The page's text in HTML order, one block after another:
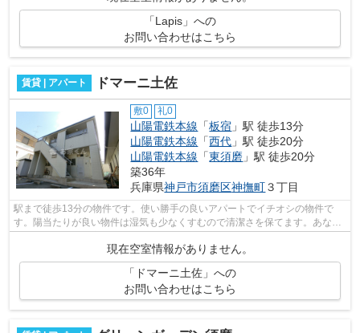
「Lapis」への
お問い合わせはこちら
賃貸 | アパート ドマーニ土佐
敷0 礼0
山陽電鉄本線 「板宿 」駅 徒歩13分
山陽電鉄本線 「西代 」駅 徒歩20分
山陽電鉄本線 「東須磨 」駅 徒歩20分
築36年
兵庫県神戸市須磨区神撫町３丁目
駅まで徒歩13分の物件です。使い勝手の良いアパートでイチオシの物件で
す。陽当たりが良い物件は湿気も少なくすむので清潔さを保てます。あなた
現在空室情報がありません。
「ドマーニ土佐」への
お問い合わせはこちら